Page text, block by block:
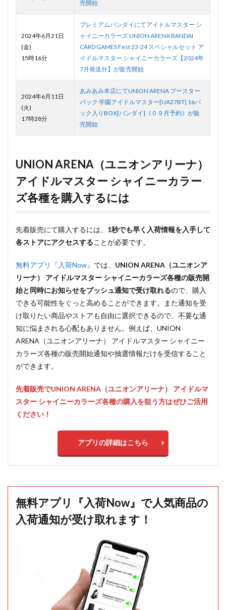
売開始
2024年6月21日
(金)
15時16分
プレミアムバンダイにてアイドルマスター シ
ャイニーカラーズ UNION ARENA BANDAI
CARD GAMES Fest 23-24 スペシャルセット ア
イドルマスター シャイニーカラーズ【2024年
7月発送分】が販売開始
2024年6月11日
(火)
17時28分
あみあみ本店にてUNION ARENA ブースター
パック 学園アイドルマスター[UA27BT] 16パ
ック入りBOX[バンダイ]《０９月予約》が販
売開始
UNION ARENA（ユニオンアリーナ）
アイドルマスター シャイニーカラー
ズ各種を購入するには
先着販売にて購入するには、 1秒でも早く入荷情報を入手して
各ストアにアクセスすることが必要です。
無料アプリ『入荷Now』 では、 UNION ARENA（ユニオンア
リーナ） アイドルマスター シャイニーカラーズ各種の販売開
始と同時にお知らせをプッシュ通知で受け取れるので、購入
できる可能性をぐっと高めることができます。また通知を受
け取りたい商品やストアも自由に選択できるので、不要な通
知に悩まされる心配もありません。例えば、UNION
ARENA（ユニオンアリーナ） アイドルマスター シャイニー
カラーズ各種の販売開始通知や抽選情報だけを受信すること
ができます。
先着販売でUNION ARENA（ユニオンアリーナ） アイドルマ
スター シャイニーカラーズ各種の購入を狙う方はぜひご活用
ください！
アプリの詳細はこちら
無料アプリ『入荷Now』で人気商品の
入荷通知が受け取れます！